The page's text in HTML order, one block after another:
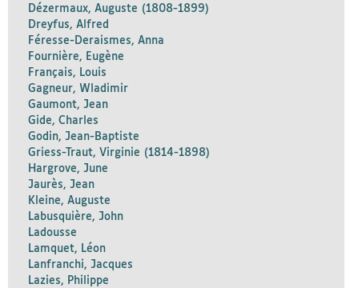
Dézermaux, Auguste (1808-1899)
Dreyfus, Alfred
Féresse-Deraismes, Anna
Fournière, Eugène
Français, Louis
Gagneur, Wladimir
Gaumont, Jean
Gide, Charles
Godin, Jean-Baptiste
Griess-Traut, Virginie (1814-1898)
Hargrove, June
Jaurès, Jean
Kleine, Auguste
Labusquière, John
Ladousse
Lamquet, Léon
Lanfranchi, Jacques
Lazies, Philippe